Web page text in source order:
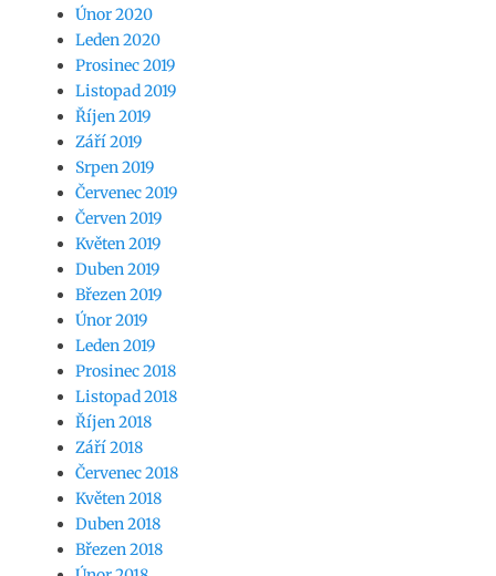
Únor 2020
Leden 2020
Prosinec 2019
Listopad 2019
Říjen 2019
Září 2019
Srpen 2019
Červenec 2019
Červen 2019
Květen 2019
Duben 2019
Březen 2019
Únor 2019
Leden 2019
Prosinec 2018
Listopad 2018
Říjen 2018
Září 2018
Červenec 2018
Květen 2018
Duben 2018
Březen 2018